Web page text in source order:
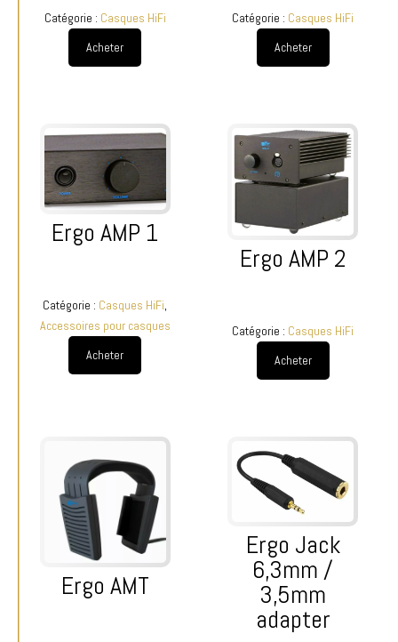
Catégorie : Casques HiFi
Acheter
Catégorie : Casques HiFi
Acheter
Ergo AMP 1
Catégorie : Casques HiFi,
Accessoires pour casques
Acheter
Ergo AMP 2
Catégorie : Casques HiFi
Acheter
Ergo AMT
Ergo Jack
6,3mm /
3,5mm
adapter